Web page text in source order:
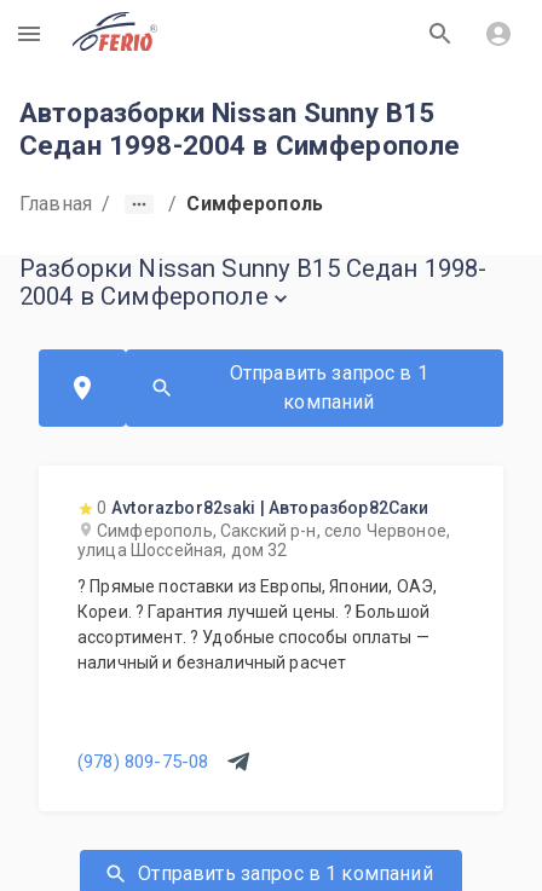
R
Авторазборки Nissan Sunny B15
Седан 1998-2004 в Симферополе
Главная / / Симферополь
Разборки Nissan Sunny B15 Седан 1998-
2004 в Симферополе
Отправить запрос в 1
компаний
0 Avtorazbor82saki | Авторазбор82Саки
Симферополь, Сакский р-н, село Червоное,
улица Шоссейная, дом 32
? Прямые поставки из Европы, Японии, ОАЭ,
Кореи. ? Гарантия лучшей цены. ? Большой
ассортимент. ? Удобные способы оплаты —
наличный и безналичный расчет
(978) 809-75-08
Отправить запрос в 1 компаний